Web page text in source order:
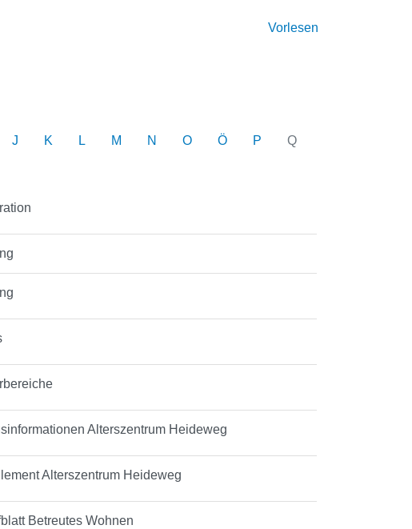
Vorlesen
J K L M N O Ö P Q
Alterszentrum Heideweg
Alterszentrum Heideweg
Betreutes Wohnen